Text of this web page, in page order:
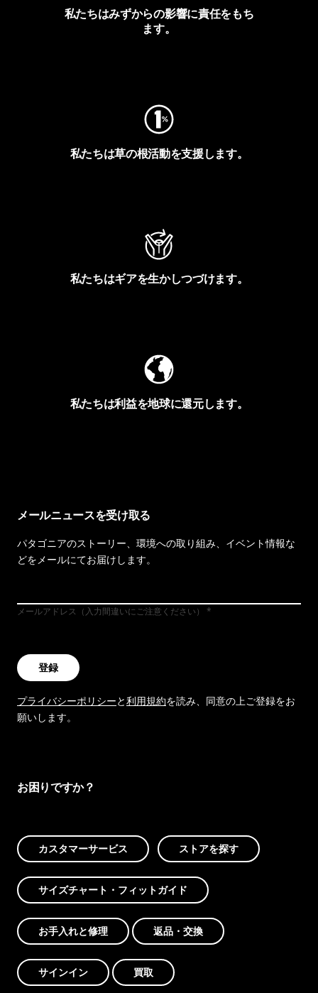
私たちはみずからの影響に責任をもち
ます。
私たちは草の根活動を支援します。
私たちはギアを生かしつづけます。
私たちは利益を地球に還元します。
メールニュースを受け取る
パタゴニアのストーリー、環境への取り組み、イベント情報な
どをメールにてお届けします。
メールアドレス（入力間違いにご注意ください）
登録
プライバシーポリシーと利用規約を読み、同意の上ご登録をお
願いします。
お困りですか？
カスタマーサービス ストアを探す
サイズチャート・フィットガイド
お手入れと修理 返品・交換
サインイン 買取